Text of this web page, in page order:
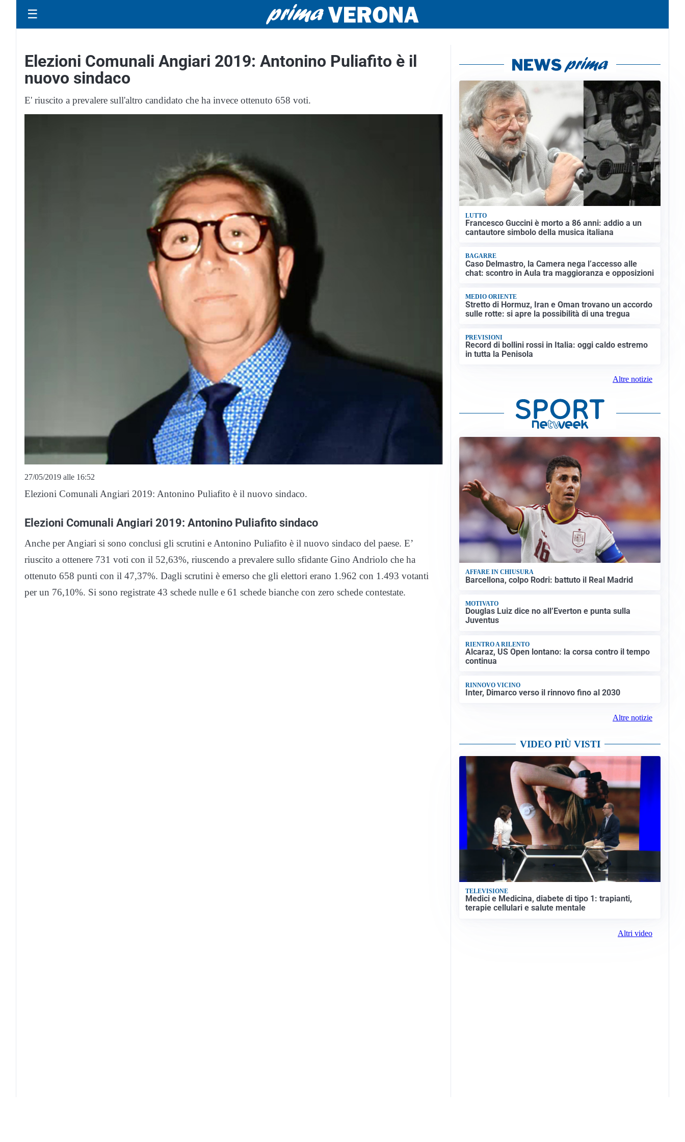
☰
Elezioni Comunali Angiari 2019: Antonino Puliafito è il
nuovo sindaco
E' riuscito a prevalere sull'altro candidato che ha invece ottenuto 658 voti.
27/05/2019 alle 16:52
Elezioni Comunali Angiari 2019: Antonino Puliafito è il nuovo sindaco.
Elezioni Comunali Angiari 2019: Antonino Puliafito sindaco
Anche per Angiari si sono conclusi gli scrutini e Antonino Puliafito è il nuovo sindaco del paese. E’
riuscito a ottenere 731 voti con il 52,63%, riuscendo a prevalere sullo sfidante Gino Andriolo che ha
ottenuto 658 punti con il 47,37%. Dagli scrutini è emerso che gli elettori erano 1.962 con 1.493 votanti
per un 76,10%. Si sono registrate 43 schede nulle e 61 schede bianche con zero schede contestate.
LUTTO
Francesco Guccini è morto a 86 anni: addio a un
cantautore simbolo della musica italiana
BAGARRE
Caso Delmastro, la Camera nega l’accesso alle
chat: scontro in Aula tra maggioranza e opposizioni
MEDIO ORIENTE
Stretto di Hormuz, Iran e Oman trovano un accordo
sulle rotte: si apre la possibilità di una tregua
PREVISIONI
Record di bollini rossi in Italia: oggi caldo estremo
in tutta la Penisola
Altre notizie
AFFARE IN CHIUSURA
Barcellona, colpo Rodri: battuto il Real Madrid
MOTIVATO
Douglas Luiz dice no all’Everton e punta sulla
Juventus
RIENTRO A RILENTO
Alcaraz, US Open lontano: la corsa contro il tempo
continua
RINNOVO VICINO
Inter, Dimarco verso il rinnovo fino al 2030
Altre notizie
VIDEO PIÙ VISTI
TELEVISIONE
Medici e Medicina, diabete di tipo 1: trapianti,
terapie cellulari e salute mentale
Altri video